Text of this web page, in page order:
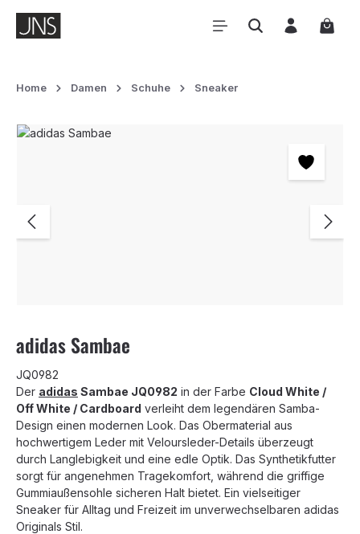
Zum Hauptinhalt springen
Home Damen Schuhe Sneaker
Bildergalerie überspringen
adidas Sambae
JQ0982
Der adidas Sambae JQ0982 in der Farbe Cloud White /
Off White / Cardboard verleiht dem legendären Samba-
Design einen modernen Look. Das Obermaterial aus
hochwertigem Leder mit Veloursleder-Details überzeugt
durch Langlebigkeit und eine edle Optik. Das Synthetikfutter
sorgt für angenehmen Tragekomfort, während die griffige
Gummiaußensohle sicheren Halt bietet. Ein vielseitiger
Sneaker für Alltag und Freizeit im unverwechselbaren adidas
Originals Stil.